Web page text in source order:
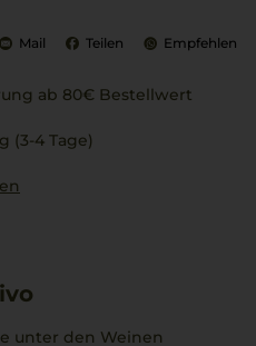
Mail Teilen Empfehlen
ab 80€ Bestellwert
(3-4 Tage)
unter den Weinen